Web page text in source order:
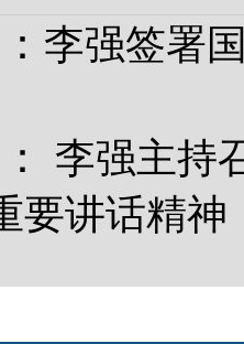
： 李强签署
： 李强主持
要讲话精神